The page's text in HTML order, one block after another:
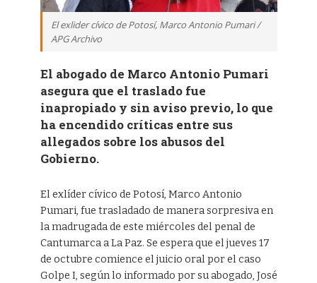
El exlider cívico de Potosí, Marco Antonio Pumari /
APG Archivo
El abogado de Marco Antonio Pumari
asegura que el traslado fue
inapropiado y sin aviso previo, lo que
ha encendido críticas entre sus
allegados sobre los abusos del
Gobierno.
El exlíder cívico de Potosí, Marco Antonio
Pumari, fue trasladado de manera sorpresiva en
la madrugada de este miércoles del penal de
Cantumarca a La Paz. Se espera que el jueves 17
de octubre comience el juicio oral por el caso
Golpe I, según lo informado por su abogado, José